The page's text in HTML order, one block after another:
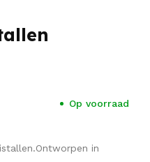
Op voorraad
in